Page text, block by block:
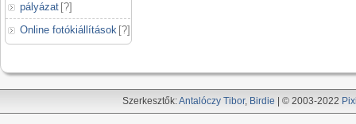
pályázat [?]
Online fotókiállítások [?]
Szerkesztők:Antalóczy Tibor, Birdie | © 2003-2022